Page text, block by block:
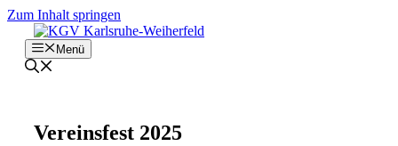
Zum Inhalt springen
Menü
Vereinsfest 2025